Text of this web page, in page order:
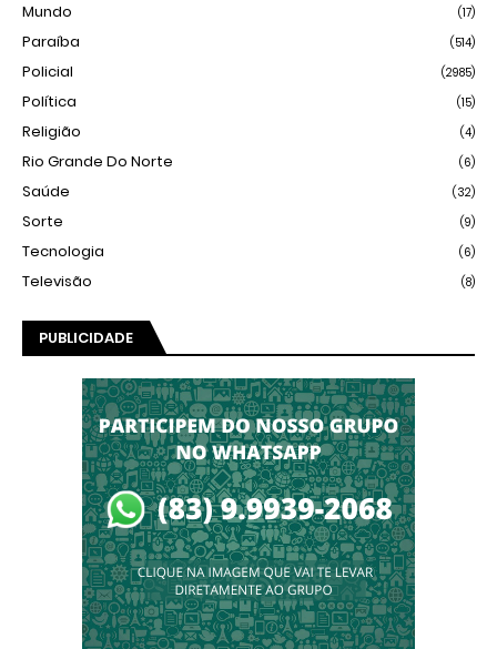
Mundo (17)
Paraíba (514)
Policial (2985)
Política (15)
Religião (4)
Rio Grande Do Norte (6)
Saúde (32)
Sorte (9)
Tecnologia (6)
Televisão (8)
PUBLICIDADE